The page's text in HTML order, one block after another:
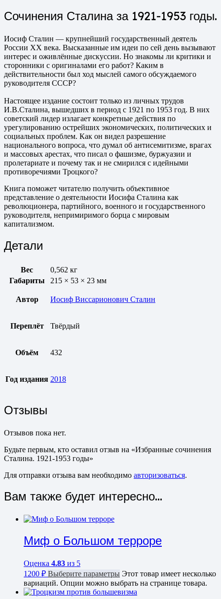
Сочинения Сталина за 1921-1953 годы.
Иосиф Сталин — крупнейший государственный деятель
России ХХ века. Высказанные им идеи по сей день вызывают
интерес и оживлённые дискуссии. Но знакомы ли критики и
сторонники с оригиналами его работ? Каким в
действительности был ход мыслей самого обсуждаемого
руководителя СССР?
Настоящее издание состоит только из личных трудов
И.В.Сталина, вышедших в период с 1921 по 1953 год. В них
советский лидер излагает конкретные действия по
урегулированию острейших экономических, политических и
социальных проблем. Как он видел разрешение
национального вопроса, что думал об антисемитизме, врагах
и массовых арестах, что писал о фашизме, буржуазии и
пролетариате и почему так и не смирился с идейными
противоречиями Троцкого?
Книга поможет читателю получить объективное
представление о деятельности Иосифа Сталина как
революционера, партийного, военного и государственного
руководителя, непримиримого борца с мировым
капитализмом.
Детали
Вес
0,562 кг
Габариты
215 × 53 × 23 мм
Автор Иосиф Виссарионович Сталин
Переплёт Твёрдый
Объём 432
Год издания 2018
Отзывы
Отзывов пока нет.
Будьте первым, кто оставил отзыв на «Избранные сочинения
Сталина. 1921-1953 годы»
Для отправки отзыва вам необходимо авторизоваться.
Вам также будет интересно…
Миф о Большом терроре
Оценка 4.83 из 5
1200 ₽ Выберите параметры Этот товар имеет несколько
вариаций. Опции можно выбрать на странице товара.